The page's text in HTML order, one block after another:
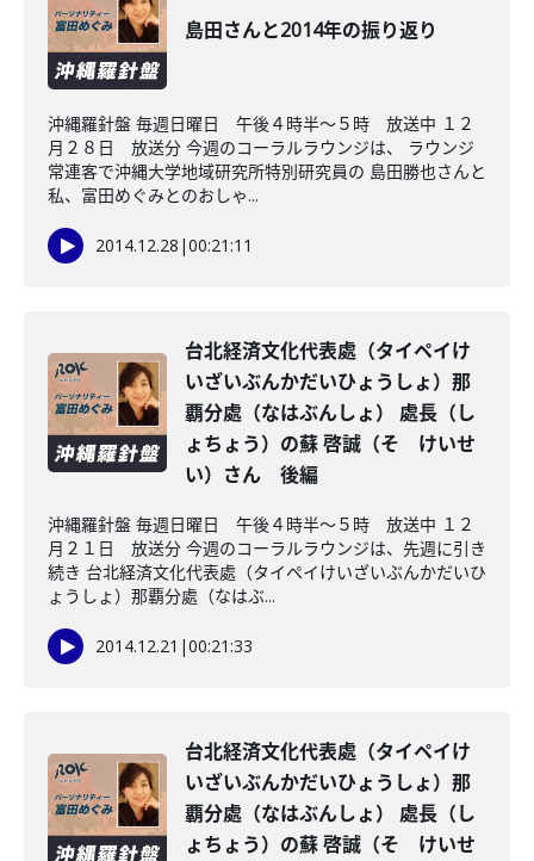
島田さんと2014年の振り返り
沖縄羅針盤 毎週日曜日 午後４時半～５時 放送中 １２
月２８日 放送分 今週のコーラルラウンジは、 ラウンジ
常連客で沖縄大学地域研究所特別研究員の 島田勝也さんと
私、富田めぐみとのおしゃ...
2014.12.28 |00:21:11
台北経済文化代表處（タイペイけ
いざいぶんかだいひょうしょ）那
覇分處（なはぶんしょ） 處長（し
ょちょう）の蘇 啓誠（そ けいせ
い）さん 後編
沖縄羅針盤 毎週日曜日 午後４時半～５時 放送中 １２
月２１日 放送分 今週のコーラルラウンジは、先週に引き
続き 台北経済文化代表處（タイペイけいざいぶんかだいひ
ょうしょ）那覇分處（なはぶ...
2014.12.21 |00:21:33
台北経済文化代表處（タイペイけ
いざいぶんかだいひょうしょ）那
覇分處（なはぶんしょ） 處長（し
ょちょう）の蘇 啓誠（そ けいせ